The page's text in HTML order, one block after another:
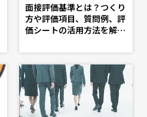
面接評価基準とは？つくり
方や評価項目、質問例、評
価シートの活用方法を解説
想の人事へ、ショートカッ
ト